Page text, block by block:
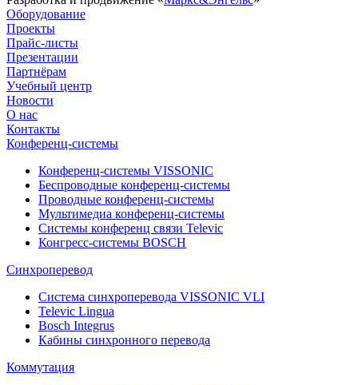
Оборудование
Проекты
Прайс-листы
Презентации
Партнёрам
Учебный центр
Новости
О нас
Контакты
Конференц-системы
Конференц-системы VISSONIC
Беспроводные конференц-системы
Проводные конференц-системы
Мультимедиа конференц-системы
Системы конференц связи Televic
Конгресс-системы BOSCH
Синхроперевод
Система синхроперевода VISSONIC VLI
Televic Lingua
Bosch Integrus
Кабины синхронного перевода
Коммутация